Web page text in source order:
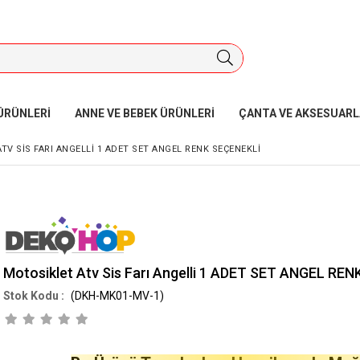
ANNE VE BEBEK ÜRÜNLERİ ÇANTA VE
SIS FARI ANGELLI 1 ADET SET ANGEL RENK SEÇENEKLİ
Motosiklet Atv Sis Farı Angelli 1 ADET SET ANGEL
(DKH-MK01-MV-1)